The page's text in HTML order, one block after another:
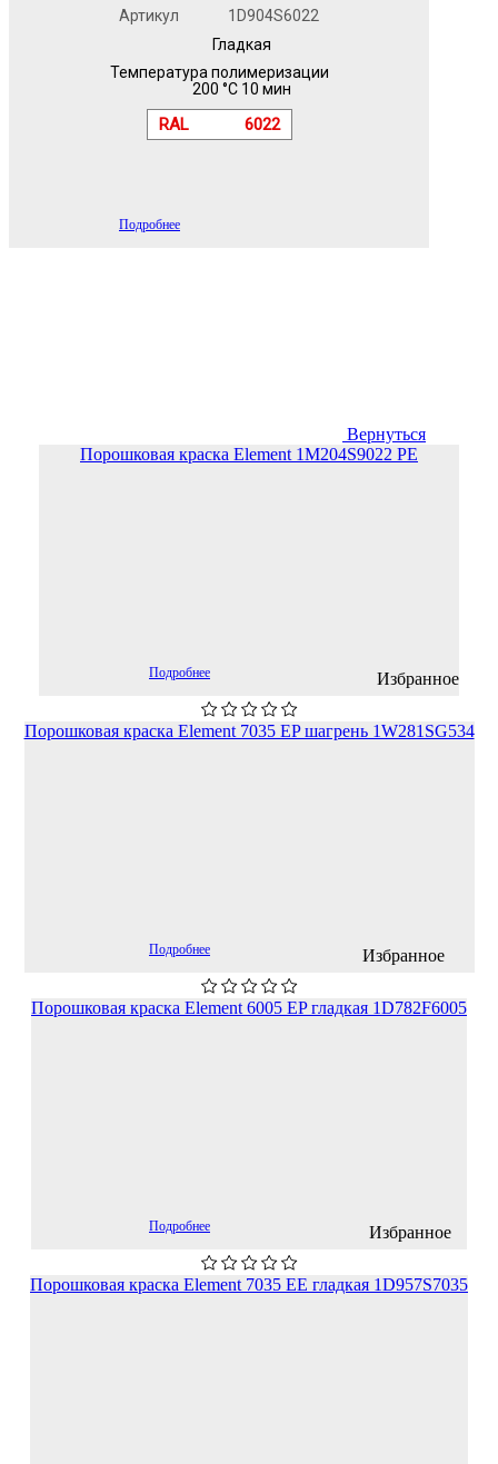
Артикул
1D904S6022
Гладкая
Температура полимеризации
200 °C 10 мин
RAL 6022
Подробнее
Вернуться
Порошковая краска Element 1M204S9022 PE
Избранное
Подробнее
Порошковая краска Element 7035 EP шагрень 1W281SG534
Избранное
Подробнее
Порошковая краска Element 6005 EP гладкая 1D782F6005
Избранное
Подробнее
Порошковая краска Element 7035 EЕ гладкая 1D957S7035